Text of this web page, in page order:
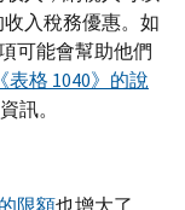
收入稅務優惠。如
可能會幫助他們
《表格 1040》的說
訊。